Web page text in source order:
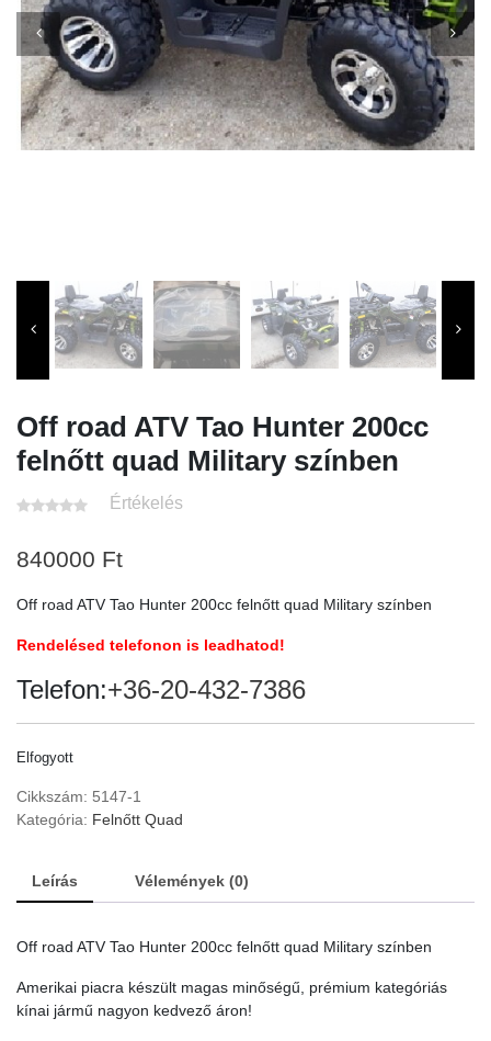
Off road ATV Tao Hunter 200cc
felnőtt quad Military színben
Értékelés
840000 Ft
Off road ATV Tao Hunter 200cc felnőtt quad Military színben
Rendelésed telefonon is leadhatod!
Telefon:+36-20-432-7386
Elfogyott
Cikkszám: 5147-1
Kategória: Felnőtt Quad
Leírás Vélemények (0)
Off road ATV Tao Hunter 200cc felnőtt quad Military színben
Amerikai piacra készült magas minőségű, prémium kategóriás
kínai jármű nagyon kedvező áron!